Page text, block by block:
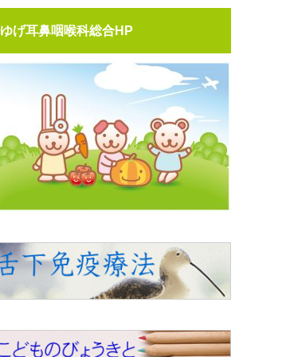
ゆげ耳鼻咽喉科総合HP